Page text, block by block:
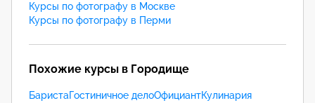
Курсы по фотографу в Москве
Курсы по фотографу в Перми
Похожие курсы в Городище
БаристаГостиничное делоОфициантКулинария